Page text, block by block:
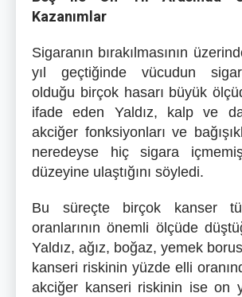
Kazanımlar
Sigaranın bırakılmasının
yıl geçtiğinde vücudun
olduğu birçok hasarı büyük
ifade eden Yaldız, kalp ve
akciğer fonksiyonları ve
neredeyse hiç sigara
düzeyine ulaştığını söyledi.
Bu süreçte birçok kanser
oranlarının önemli ölçüde
Yaldız, ağız, boğaz, yemek
kanseri riskinin yüzde elli
akciğer kanseri riskinin ise on